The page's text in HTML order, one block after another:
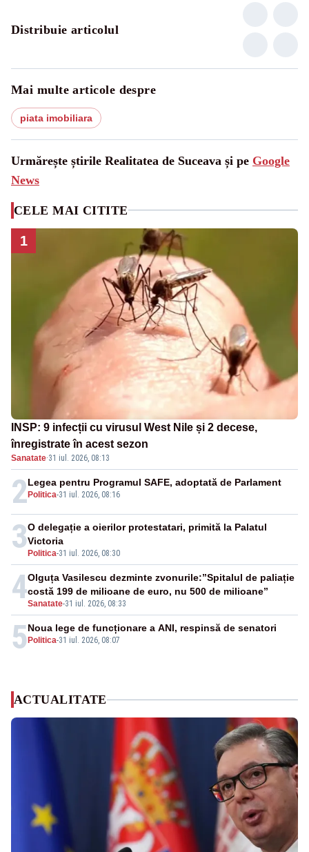
Distribuie articolul
Mai multe articole despre
piata imobiliara
Urmărește știrile Realitatea de Suceava și pe Google
News
CELE MAI CITITE
1
INSP: 9 infecții cu virusul West Nile și 2 decese,
înregistrate în acest sezon
Sanatate·31 iul. 2026, 08:13
2 Politica-31 iul. 2026, 08:16
Legea pentru Programul SAFE, adoptată de Parlament
3 Politica-31 iul. 2026, 08:30
O delegație a oierilor protestatari, primită la Palatul
Victoria
4Sanatate-31 iul. 2026, 08:33
Olguța Vasilescu dezminte zvonurile:”Spitalul de paliație
costă 199 de milioane de euro, nu 500 de milioane”
5 Politica-31 iul. 2026, 08:07
Noua lege de funcționare a ANI, respinsă de senatori
ACTUALITATE